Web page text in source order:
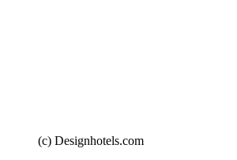
(c) Designhotels.com